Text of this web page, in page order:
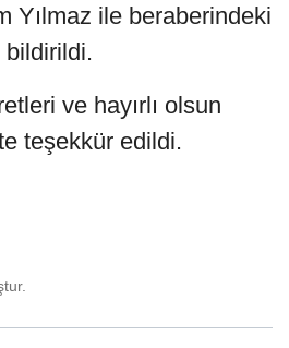
Yılmaz ile beraberindeki
bildirildi.
ve hayırlı olsun
teşekkür edildi.